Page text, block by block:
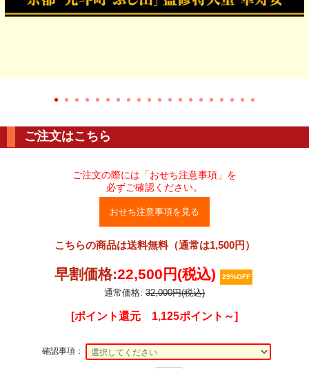
ご注文はこちら
ご注文の際には「おせち注意事項」を
必ずご確認ください。
おせち注意事項を見る
こちらの商品は送料無料（通常は1,500円）
早割価格:22,500円(税込) 29%OFF
通常価格: 32,000円(税込)
[ポイント還元 1,125ポイント～]
確認事項：